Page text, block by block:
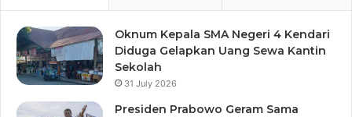
Oknum Kepala SMA Negeri 4 Kendari
Diduga Gelapkan Uang Sewa Kantin
Sekolah
31 July 2026
Presiden Prabowo Geram Sama